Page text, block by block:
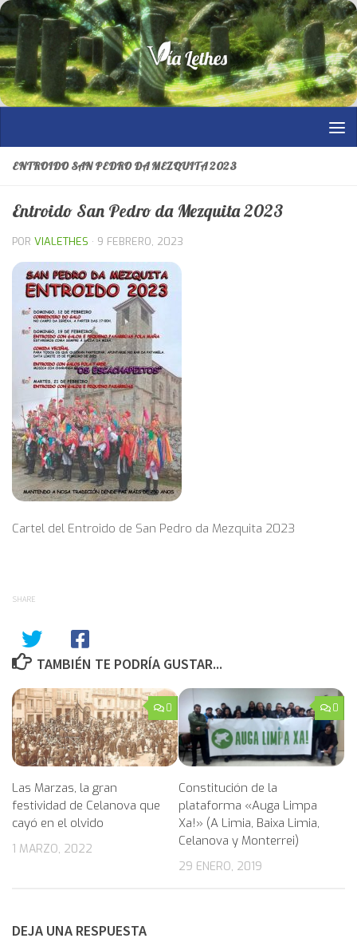
Saltar al contenido
ENTROIDO SAN PEDRO DA MEZQUITA 2023
Entroido San Pedro da Mezquita 2023
POR VIALETHES · 9 FEBRERO, 2023
Cartel del Entroido de San Pedro da Mezquita 2023
SHARE
TAMBIÉN TE PODRÍA GUSTAR...
0
Las Marzas, la gran
festividad de Celanova que
cayó en el olvido
1 MARZO, 2022
0
Constitución de la
plataforma «Auga Limpa
Xa!» (A Limia, Baixa Limia,
Celanova y Monterrei)
29 ENERO, 2019
DEJA UNA RESPUESTA